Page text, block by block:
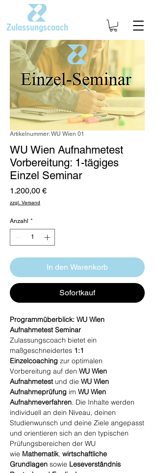
Zulassungscoach
Artikelnummer: WU Wien 01
WU Wien Aufnahmetest
Vorbereitung: 1-tägiges
Einzel Seminar
1.200,00 €Preis
zzgl. Versand
Anzahl *
In den Warenkorb
Sofortkauf
Programmüberblick: WU Wien
Aufnahmetest Seminar
Zulassungscoach bietet ein
maßgeschneidertes 1:1
Einzelcoaching zur optimalen
Vorbereitung auf den WU Wien
Aufnahmetest und die WU Wien
Aufnahmeprüfung im WU Wien
Aufnahmeverfahren. Die Inhalte werden
individuell an dein Niveau, deinen
Studienwunsch und deine Ziele angepasst
und orientieren sich an den typischen
Prüfungsbereichen der WU
wie Mathematik, wirtschaftliche
Grundlagen sowie Leseverständnis